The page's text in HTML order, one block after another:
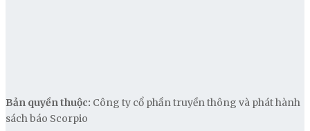
Bản quyền thuộc: Công ty cổ phần truyền thông và phát hành
sách báo Scorpio